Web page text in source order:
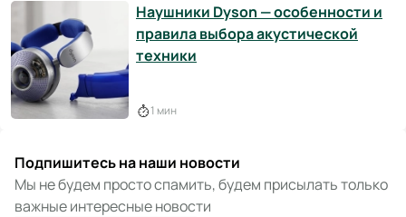
Наушники Dyson — особенности и
правила выбора акустической
техники
1 мин
Подпишитесь на наши новости
Мы не будем просто спамить, будем присылать только
важные интересные новости